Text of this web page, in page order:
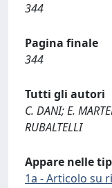
344
Pagina finale
344
Tutti gli autori
C. DANI; E.
RUBALTELLI
Appare nelle
1a - Articolo su